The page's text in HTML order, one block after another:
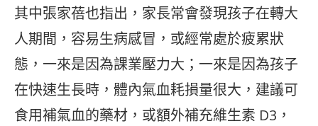
其中張家蓓也指出，家長常會發現孩子在轉大
人期間，容易生病感冒，或經常處於疲累狀
態，一來是因為課業壓力大；一來是因為孩子
在快速生長時，體內氣血耗損量很大，建議可
食用補氣血的藥材，或額外補充維生素 D3，